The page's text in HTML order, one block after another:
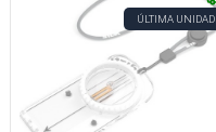
ÚLTIMA UNIDAD